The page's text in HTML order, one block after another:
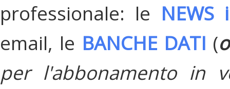
professionale: le
email, le BANCHE DATI (
per l'abbonamento in